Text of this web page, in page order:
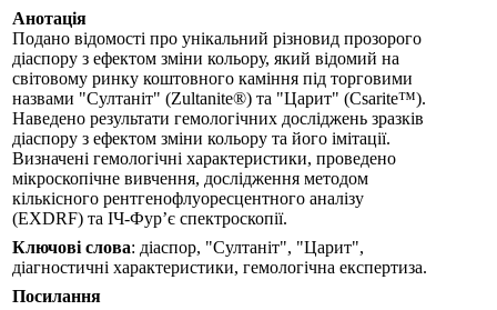
Анотація
Подано відомості про унікальний різновид прозорого
діаспору з ефектом зміни кольору, який відомий на
світовому ринку коштовного каміння під торговими
назвами "Султаніт" (Zultanite®) та "Царит" (Csarite™).
Наведено результати гемологічних досліджень зразків
діаспору з ефектом зміни кольору та його імітації.
Визначені гемологічні характеристики, проведено
мікроскопічне вивчення, дослідження методом
кількісного рентгенофлуоресцентного аналізу
(EXDRF) та ІЧ-Фур’є спектроскопії.
Ключові слова: діаспор, "Султаніт", "Царит",
діагностичні характеристики, гемологічна експертиза.
Посилання